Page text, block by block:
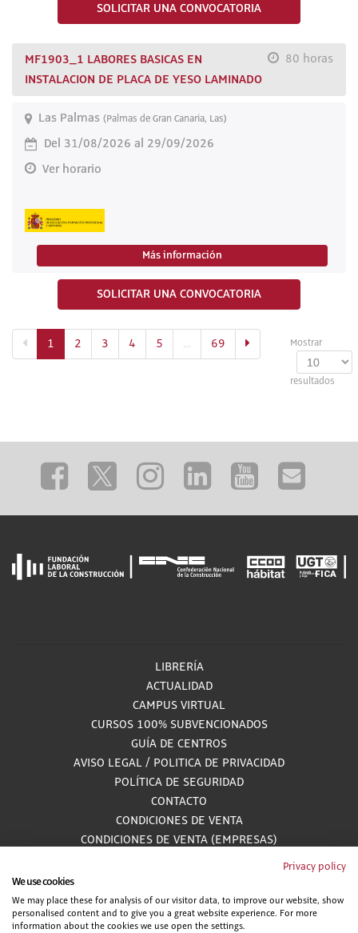
SOLICITAR UNA CONVOCATORIA
80 horas
MF1903_1 LABORES BASICAS EN
INSTALACION DE PLACA DE YESO LAMINADO
Las Palmas (Palmas de Gran Canaria, Las)
Del 31/08/2026 al 29/09/2026
Ver horario
Más información
SOLICITAR UNA CONVOCATORIA
Mostrar
resultados
1 (actual)
2 3 4 5 … 69
LIBRERÍA
ACTUALIDAD
CAMPUS VIRTUAL
CURSOS 100% SUBVENCIONADOS
GUÍA DE CENTROS
AVISO LEGAL / POLITICA DE PRIVACIDAD
POLÍTICA DE SEGURIDAD
CONTACTO
CONDICIONES DE VENTA
CONDICIONES DE VENTA (EMPRESAS)
ALCANCE GESTIÓN DE DOCUMENTACIÓN
Privacy policy
We use cookies
We may place these for analysis of our visitor data, to improve our website, show
personalised content and to give you a great website experience. For more
information about the cookies we use open the settings.